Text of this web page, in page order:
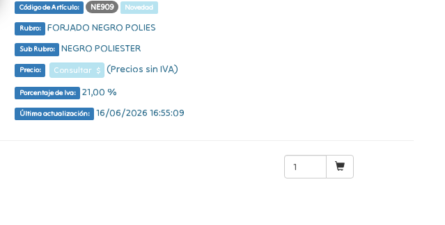
Código de Artículo: NE909 Novedad
Rubro: FORJADO NEGRO POLIES
Sub Rubro: NEGRO POLIESTER
Precio: Consultar $ (Precios sin IVA)
Porcentaje de Iva: 21,00 %
Última actualización: 16/06/2026 16:55:09